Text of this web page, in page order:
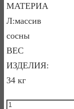
МАТЕРИА
Л:массив
сосны
ВЕС
ИЗДЕЛИЯ:
34 кг
Количество